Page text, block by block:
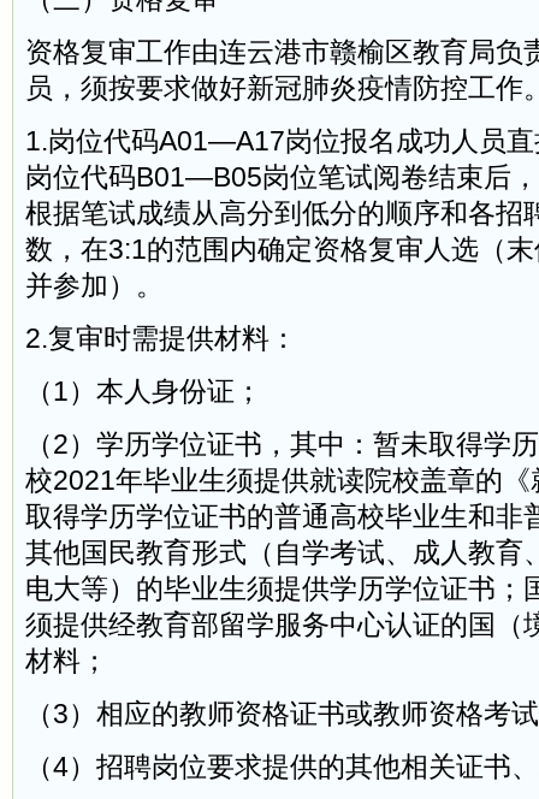
资格复审工作由连云港市赣榆区教育局负
员，须按要求做好新冠肺炎疫情防控工作
1.岗位代码A01—A17岗位报名成功人员
岗位代码B01—B05岗位笔试阅卷结束后
根据笔试成绩从高分到低分的顺序和各招
数，在3:1的范围内确定资格复审人选（
并参加）。
2.复审时需提供材料：
（1）本人身份证；
（2）学历学位证书，其中：暂未取得学
校2021年毕业生须提供就读院校盖章的
取得学历学位证书的普通高校毕业生和非
其他国民教育形式（自学考试、成人教育
电大等）的毕业生须提供学历学位证书；
须提供经教育部留学服务中心认证的国（
材料；
（3）相应的教师资格证书或教师资格考
（4）招聘岗位要求提供的其他相关证书